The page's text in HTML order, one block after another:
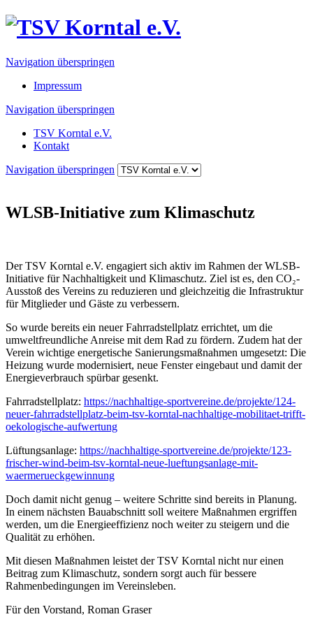
Navigation überspringen
Impressum
Navigation überspringen
TSV Korntal e.V.
Kontakt
Navigation überspringen
WLSB-Initiative zum Klimaschutz
Der TSV Korntal e.V. engagiert sich aktiv im Rahmen der WLSB-
Initiative für Nachhaltigkeit und Klimaschutz. Ziel ist es, den CO₂-
Ausstoß des Vereins zu reduzieren und gleichzeitig die Infrastruktur
für Mitglieder und Gäste zu verbessern.
So wurde bereits ein neuer Fahrradstellplatz errichtet, um die
umweltfreundliche Anreise mit dem Rad zu fördern. Zudem hat der
Verein wichtige energetische Sanierungsmaßnahmen umgesetzt: Die
Heizung wurde modernisiert, neue Fenster eingebaut und damit der
Energieverbrauch spürbar gesenkt.
Fahrradstellplatz: https://nachhaltige-sportvereine.de/projekte/124-
neuer-fahrradstellplatz-beim-tsv-korntal-nachhaltige-mobilitaet-trifft-
oekologische-aufwertung
Lüftungsanlage: https://nachhaltige-sportvereine.de/projekte/123-
frischer-wind-beim-tsv-korntal-neue-lueftungsanlage-mit-
waermerueckgewinnung
Doch damit nicht genug – weitere Schritte sind bereits in Planung.
In einem nächsten Bauabschnitt soll weitere Maßnahmen ergriffen
werden, um die Energieeffizienz noch weiter zu steigern und die
Qualität zu erhöhen.
Mit diesen Maßnahmen leistet der TSV Korntal nicht nur einen
Beitrag zum Klimaschutz, sondern sorgt auch für bessere
Rahmenbedingungen im Vereinsleben.
Für den Vorstand, Roman Graser